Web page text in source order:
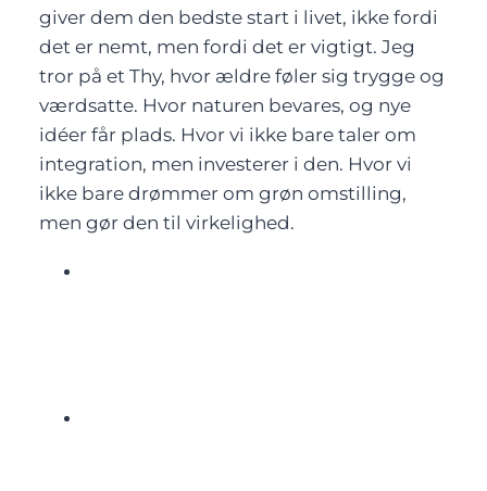
giver dem den bedste start i livet, ikke fordi
det er nemt, men fordi det er vigtigt. Jeg
tror på et Thy, hvor ældre føler sig trygge og
værdsatte. Hvor naturen bevares, og nye
idéer får plads. Hvor vi ikke bare taler om
integration, men investerer i den. Hvor vi
ikke bare drømmer om grøn omstilling,
men gør den til virkelighed.